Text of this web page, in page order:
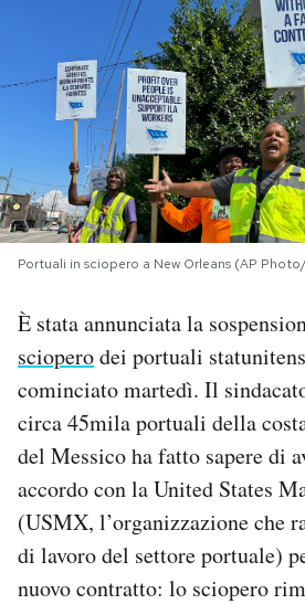
Economia
PODCAST
NEWSLETTER
SHOP
CALENDARIO
Area Personale
Newsletter
Portuali in sciopero a New Orleans (AP
È stata annunciata la
scioperodei portuali
cominciato martedì. Il
circa 45mila portuali della
del Messico ha fatto sapere di
accordo con la United States
(USMX, l’organizzazione che
di lavoro del settore portuale)
nuovo contratto: lo sciopero